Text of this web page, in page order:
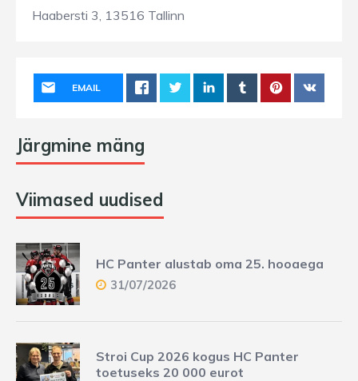
Haabersti 3, 13516 Tallinn
EMAIL
Järgmine mäng
Viimased uudised
HC Panter alustab oma 25. hooaega
31/07/2026
Stroi Cup 2026 kogus HC Panter
toetuseks 20 000 eurot